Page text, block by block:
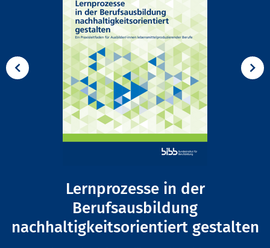
Lernprozesse in der
Berufsausbildung
nachhaltigkeitsorientiert gestalten